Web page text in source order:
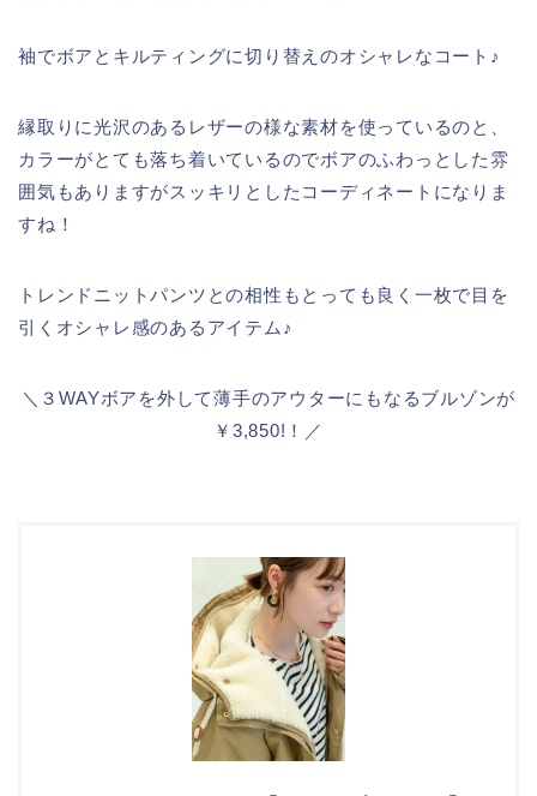
袖でボアとキルティングに切り替えのオシャレなコート♪
縁取りに光沢のあるレザーの様な素材を使っているのと、
カラーがとても落ち着いているのでボアのふわっとした雰
囲気もありますがスッキリとしたコーディネートになりま
すね！
トレンドニットパンツとの相性もとっても良く一枚で目を
引くオシャレ感のあるアイテム♪
＼３WAYボアを外して薄手のアウターにもなるブルゾンが
￥3,850!！／